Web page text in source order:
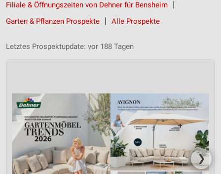
Filiale & Öffnungszeiten von Dehner für Bensheim
Garten & Pflanzen Prospekte
Alle Prospekte
Letztes Prospektupdate: vor 188 Tagen
❯